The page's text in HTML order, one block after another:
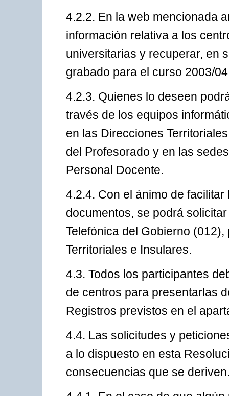
4.2.2. En la web mencionada
información relativa a los
universitarias y recuperar, en
grabado para el curso 2003/
4.2.3. Quienes lo deseen
través de los equipos
en las Direcciones
del Profesorado y en las
Personal Docente.
4.2.4. Con el ánimo de
documentos, se podrá
Telefónica del Gobierno
Territoriales e Insulares.
4.3. Todos los participantes
de centros para presentarlas
Registros previstos en el
4.4. Las solicitudes y
a lo dispuesto en esta
consecuencias que se